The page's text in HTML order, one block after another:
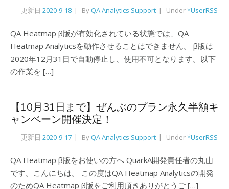
更新日 2020-9-18 ByQA Analytics Support Under*UserRSS
QA Heatmap β版が有効化されている状態では、QA
Heatmap Analyticsを動作させることはできません。 β版は
2020年12月31日で自動停止し、使用不可となります。以下
の作業を […]
【10月31日まで】ぜんぶのプラン永久半額キ
ャンペーン開催決定！
更新日 2020-9-17 ByQA Analytics Support Under*UserRSS
QA Heatmap β版をお使いの方へ QuarkA開発責任者の丸山
です。こんにちは。 この度はQA Heatmap Analyticsの開発
のためQA Heatmap β版をご利用頂きありがとうご […]